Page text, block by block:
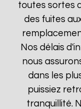
toutes sortes
des fuites
Nos délais
nous
dans les
puissiez
tranquillité.